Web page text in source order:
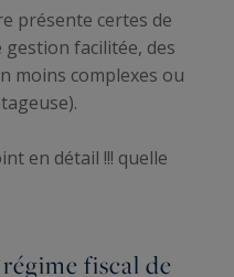
présente certes de
facilitée, des
moins complexes ou
en détail !!! quelle
fiscal de